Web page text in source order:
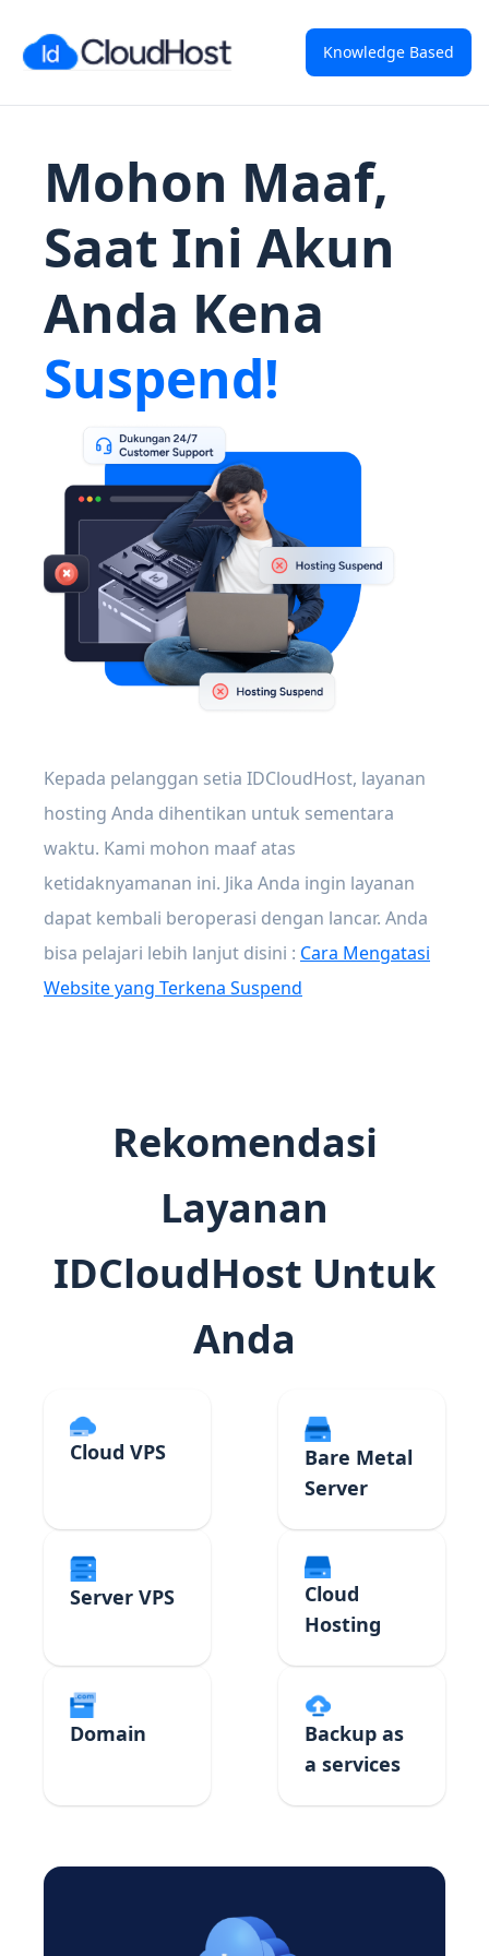
Knowledge Based
Mohon Maaf,
Saat Ini Akun
Anda Kena
Suspend!
Kepada pelanggan setia IDCloudHost, layanan
hosting Anda dihentikan untuk sementara
waktu. Kami mohon maaf atas
ketidaknyamanan ini. Jika Anda ingin layanan
dapat kembali beroperasi dengan lancar. Anda
bisa pelajari lebih lanjut disini : Cara Mengatasi
Website yang Terkena Suspend
Rekomendasi
Layanan
IDCloudHost Untuk
Anda
Cloud VPS
Bare Metal
Server
Server VPS
Cloud
Hosting
Domain
Backup as
a services